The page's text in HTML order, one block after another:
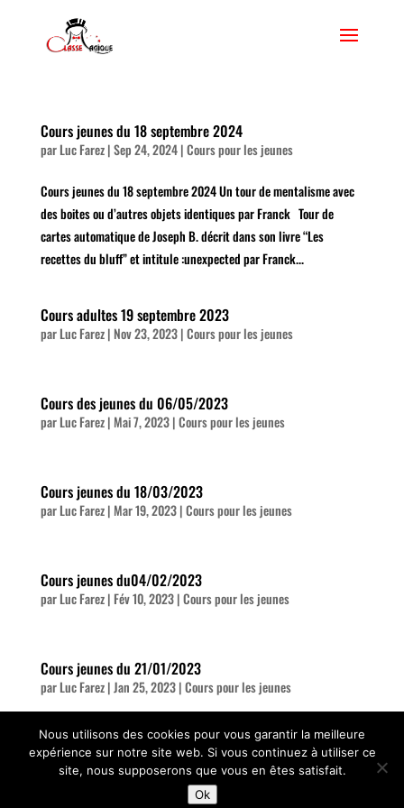
Cours jeunes du 18 septembre 2024
parLuc Farez|Sep 24, 2024|Cours pour les jeunes
Cours jeunes du 18 septembre 2024 Un tour de mentalisme avec
des boites ou d’autres objets identiques par Franck Tour de
cartes automatique de Joseph B. décrit dans son livre “Les
recettes du bluff” et intitule :unexpected par Franck...
Cours adultes 19 septembre 2023
parLuc Farez| Nov 23, 2023|Cours pour les jeunes
Cours des jeunes du 06/05/2023
parLuc Farez| Mai 7, 2023|Cours pour les jeunes
Cours jeunes du 18/03/2023
parLuc Farez| Mar 19, 2023|Cours pour les jeunes
Cours jeunes du04/02/2023
parLuc Farez| Fév 10, 2023|Cours pour les jeunes
Cours jeunes du 21/01/2023
parLuc Farez|Jan 25, 2023|Cours pour les jeunes
3 cartes sont choisies par 3 spectateurs et sont retrouvées par la
complémentaire à 13 selon le principe dit de l’horloge par...
Nous utilisons des cookies pour vous garantir la meilleure
expérience sur notre site web. Si vous continuez à utiliser ce
site, nous supposerons que vous en êtes satisfait.
Ok